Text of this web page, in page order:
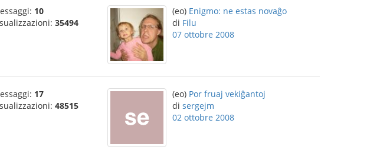
10
35494
(eo) Enigmo: ne estas novaĝo
di Filu
07 ottobre 2008
17
48515
(eo) Por fruaj vekiĝantoj
di sergejm
02 ottobre 2008